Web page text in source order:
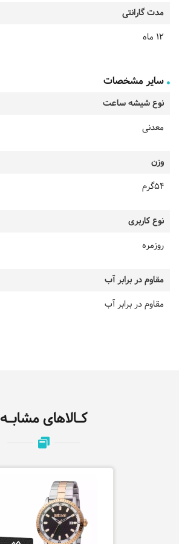
مدت گارانتی
12 ماه
سایر مشخصات
نوع شیشه ساعت
معدنی
وزن
54گرم
نوع کاربری
روزمره
مقاوم در برابر آب
مقاوم در برابر آب
کـالاهای مشابـه